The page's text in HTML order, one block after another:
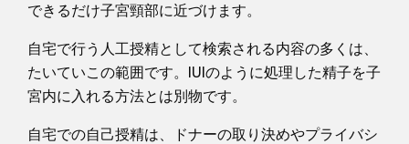
できるだけ子宮頸部に近づけます。
自宅で行う人工授精として検索される内容の多くは、
たいていこの範囲です。IUIのように処理した精子を子
宮内に入れる方法とは別物です。
自宅での自己授精は、ドナーの取り決めやプライバシ